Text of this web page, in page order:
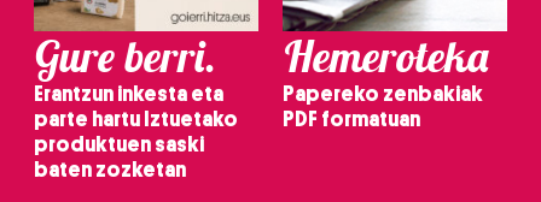
Gure berri.
Erantzun inkesta eta
parte hartu Iztuetako
produktuen saski
baten zozketan
Hemeroteka
Papereko zenbakiak
PDF formatuan